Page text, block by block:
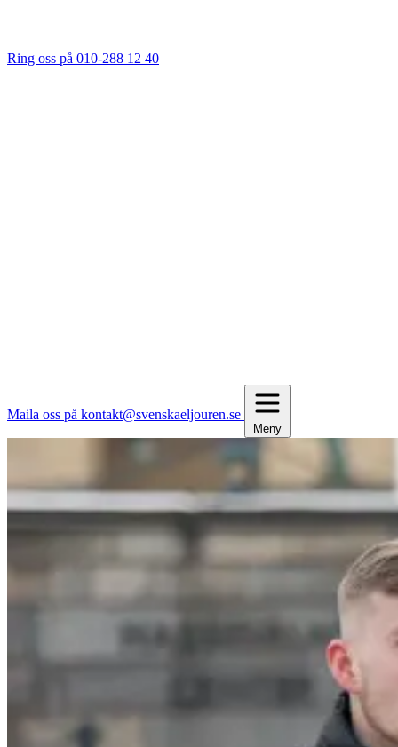
Ring oss på 010-288 12 40
Maila oss på kontakt@svenskaeljouren.se
Meny